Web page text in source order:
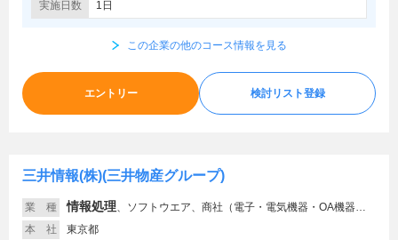
実施日数 1日
この企業の他のコース情報を見る
エントリー 検討リスト登録
三井情報(株)(三井物産グループ)
業 種 情報処理、 ソフトウエア、商社（電子・電気機器・OA機器）、通信・インフラ、薬品
本 社
東京都